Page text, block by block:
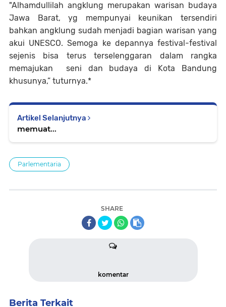
"Alhamdullilah angklung merupakan warisan budaya
Jawa Barat, yg mempunyai keunikan tersendiri
bahkan angklung sudah menjadi bagian warisan yang
akui UNESCO. Semoga ke depannya festival-festival
sejenis bisa terus terselenggaran dalam rangka
memajukan seni dan budaya di Kota Bandung
khusunya,” tuturnya.*
Artikel Selanjutnya
memuat...
Parlementaria
SHARE
komentar
Berita Terkait